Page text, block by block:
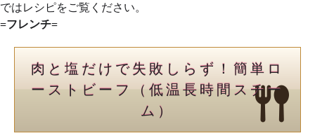
ではレシピをご覧ください。
=フレンチ=
肉と塩だけで失敗しらず！簡単ロ
ーストビーフ（低温長時間スチー
ム）